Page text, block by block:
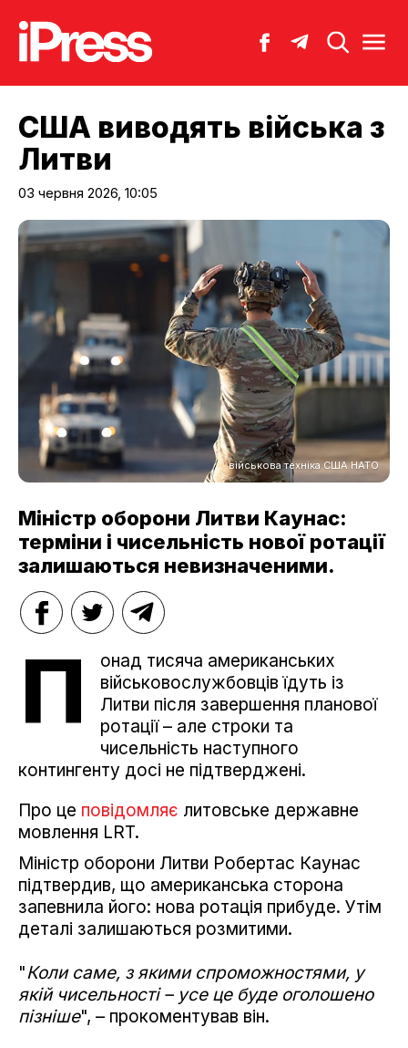
США виводять війська з
Литви
03 червня 2026, 10:05
військова техніка США НАТО
Міністр оборони Литви Каунас:
терміни і чисельність нової ротації
залишаються невизначеними.
П
онад тисяча американських
військовослужбовців їдуть із
Литви після завершення планової
ротації – але строки та
чисельність наступного
контингенту досі не підтверджені.
Про це повідомляє литовське державне
мовлення LRT.
Міністр оборони Литви Робертас Каунас
підтвердив, що американська сторона
запевнила його: нова ротація прибуде. Утім
деталі залишаються розмитими.
"Коли саме, з якими спроможностями, у
якій чисельності – усе це буде оголошено
пізніше", – прокоментував він.